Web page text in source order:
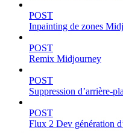
POST
Inpainting de zones
POST
Remix Midjourney
POST
Suppression d’arrière-
POST
Flux 2 Dev génération